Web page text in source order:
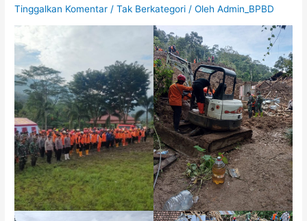
Tinggalkan Komentar /Tak Berkategori / OlehAdmin_BPBD